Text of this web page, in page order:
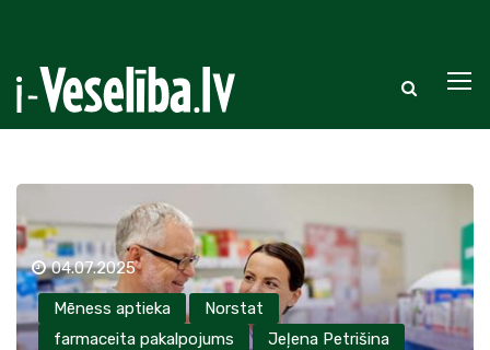
04.07.2025
Mēness aptieka
Norstat
farmaceita pakalpojums
Jeļena Petrišina